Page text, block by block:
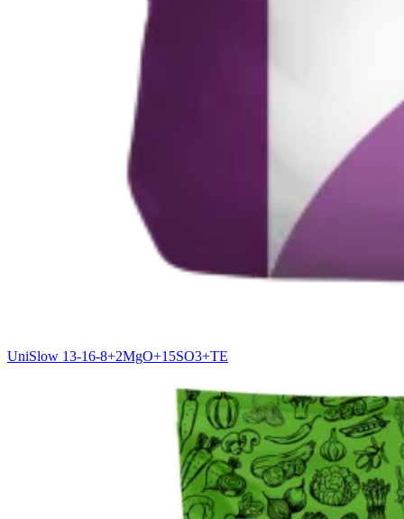
UniSlow 13-16-8+2MgO+15SO3+TE